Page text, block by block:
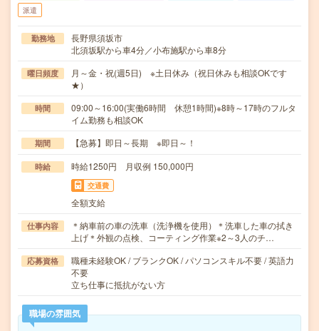
派遣
勤務地
長野県須坂市
北須坂駅から車4分／小布施駅から車8分
曜日頻度
月～金・祝(週5日) ※土日休み（祝日休みも相談OKです
★）
時間
09:00～16:00(実働6時間 休憩1時間)※8時～17時のフルタ
イム勤務も相談OK
期間 【急募】即日～長期 ※即日～！
時給 時給1250円 月収例 150,000円
交通費
全額支給
仕事内容
＊納車前の車の洗車（洗浄機を使用）＊洗車した車の拭き
上げ＊外観の点検、コーティング作業※2～3人のチ…
応募資格
職種未経験OK / ブランクOK / パソコンスキル不要 / 英語力
不要
立ち仕事に抵抗がない方
職場の雰囲気